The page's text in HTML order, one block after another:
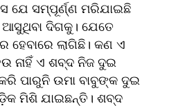
ଯେ ସମ୍ପୂର୍ଣ୍ଣ ମରିଯାଇଛି
ଦିଗକୁ। ଯେତେ
ଲାଗିଛି। କଣ ଏ
ନାହିଁ ଏ ଶବ୍ଦ ନିଜ ଦୁଇ
ପାରୁନି ଉମା ବାବୁଙ୍କ ଦୁଇ
ମିଶି ଯାଇଛନ୍ତି। ଶବ୍ଦ